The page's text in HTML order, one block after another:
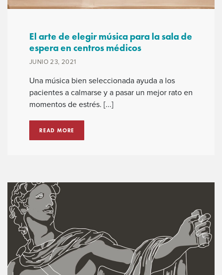
El arte de elegir música para la sala de
espera en centros médicos
JUNIO 23, 2021
Una música bien seleccionada ayuda a los
pacientes a calmarse y a pasar un mejor rato en
momentos de estrés. [...]
READ MORE